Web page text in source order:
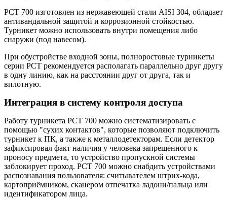
РСТ 700 изготовлен из нержавеющей стали AISI 304, обладает
антивандальной защитой и коррозионной стойкостью.
Турникет можно использовать внутри помещения либо
снаружи (под навесом).
При обустройстве входной зоны, полноростовые турникеты
серии РСТ рекомендуется располагать параллельно друг другу
в одну линию, как на расстоянии друг от друга, так и
вплотную.
Интеграция в систему контроля доступа
Работу турникета РСТ 700 можно систематизировать с
помощью "сухих контактов", которые позволяют подключить
турникет к ПК, а также к металлодетекторам. Если детектор
зафиксировал факт наличия у человека запрещенного к
проносу предмета, то устройство пропускной системы
заблокирует проход. РСТ 700 можно снабдить устройствами
распознавания пользователя: считывателем штрих-кода,
картоприёмником, сканером отпечатка ладони/пальца или
идентификатором лица.